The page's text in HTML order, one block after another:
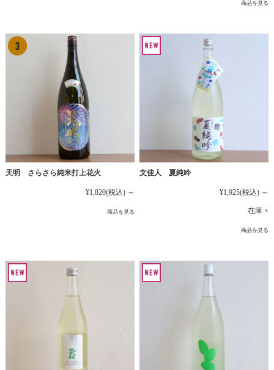
商品を見る
天明 さらさら純米打上花火
¥1,820(税込) ～
商品を見る
文佳人 夏純吟
¥1,925(税込) ～
在庫 ×
商品を見る